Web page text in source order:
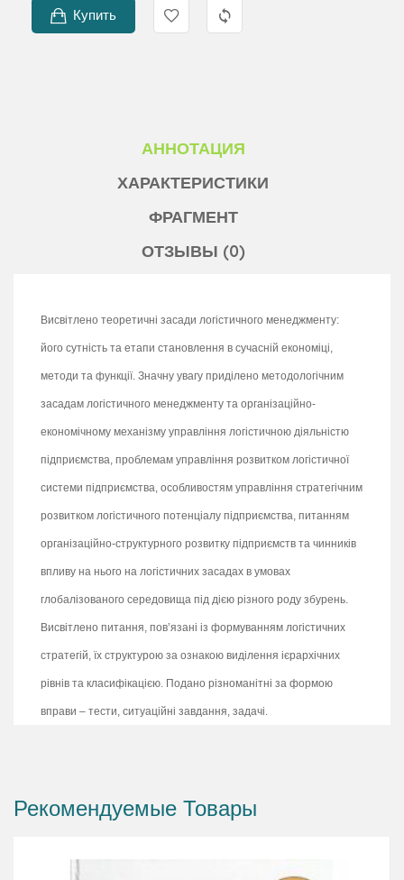
Купить
АННОТАЦИЯ
ХАРАКТЕРИСТИКИ
ФРАГМЕНТ
ОТЗЫВЫ (0)
Висвітлено теоретичні засади логістичного менеджменту:
його сутність та етапи становлення в сучасній економіці,
методи та функції. Значну увагу приділено методологічним
засадам логістичного менеджменту та організаційно-
економічному механізму управління логістичною діяльністю
підприємства, проблемам управління розвитком логістичної
системи підприємства, особливостям управління стратегічним
розвитком логістичного потенціалу підприємства, питанням
організаційно-структурного розвитку підприємств та чинників
впливу на нього на логістичних засадах в умовах
глобалізованого середовища під дією різного роду збурень.
Висвітлено питання, пов’язані із формуванням логістичних
стратегій, їх структурою за ознакою виділення ієрархічних
рівнів та класифікацією. Подано різноманітні за формою
вправи – тести, ситуаційні завдання, задачі.
перепідготовки кадрів, працівників служб логістики, усіх, хто
Рекомендуемые Товары